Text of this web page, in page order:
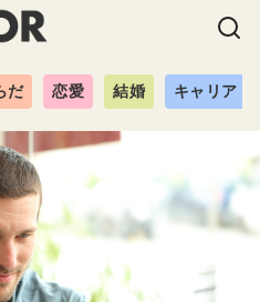
だ 恋愛 結婚 キャリア